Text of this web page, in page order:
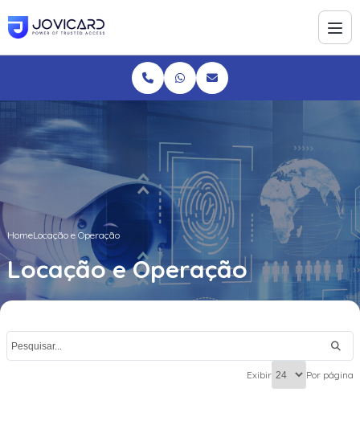
HomeLocação e Operação
Locação e Operação
Exibir Por página